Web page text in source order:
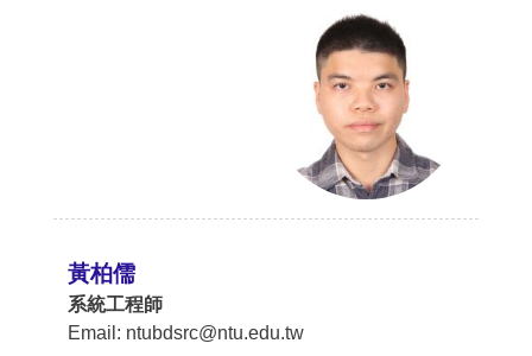
黃柏儒
系統工程師
Email: ntubdsrc@ntu.edu.tw